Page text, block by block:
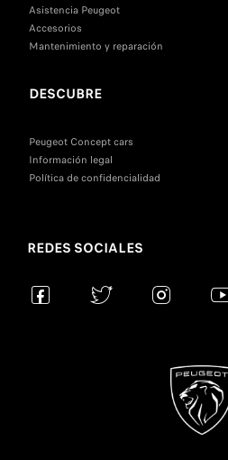
Asistencia Peugeot
Accesorios
Mantenimiento y reparación
DESCUBRE
Peugeot Concept cars
Información legal
Política de confidencialidad
REDES SOCIALES